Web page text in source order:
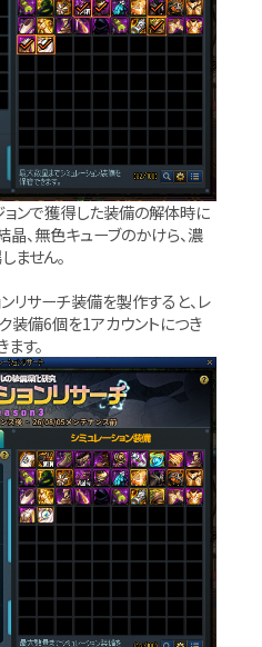
ンで獲得した装備の解体時に
晶、無色キューブのかけら、濃
ません。
リサーチ装備を製作すると、レ
装備6個を1アカウントにつき
す。